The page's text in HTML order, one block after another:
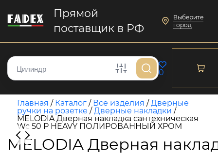
Прямой
поставщик в РФ
Выберите
город
0
Главная / Каталог / Все изделия /Дверные
ручки на розетке /Дверные накладки /
MELODIA Дверная накладка сантехническая
Wc 50 P HEAVY ПОЛИРОВАННЫЙ ХРОМ
MELODIA Дверная